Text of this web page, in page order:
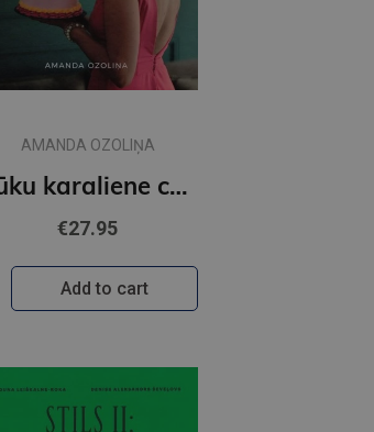
AMANDA OZOLIŅA
Kūku karaliene ceļo
€27.95
Add to cart